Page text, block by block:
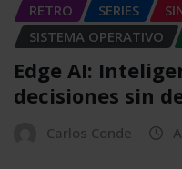
RETRO
SERIES
SISTEMA OPERATIVO
Edge AI:
decisiones sin
Carlos Conde